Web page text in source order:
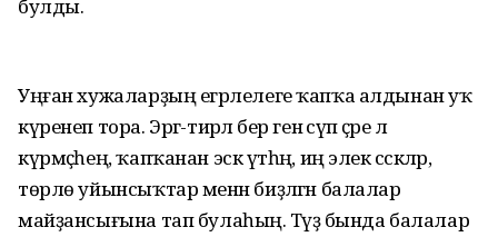
булды.
Уңған хужаларҙың егәрлелеге ҡапҡа алдынан уҡ
күренеп тора. Эргә-тирәлә бер генә сүп әҫәре лә
күрмәҫһең, ҡапҡанан эскә үтһәң, иң элек сәскәләр,
төрлө уйынсыҡтар менән биҙәлгән балалар
майҙансығына тап булаһың. Тәүҙә бында балалар